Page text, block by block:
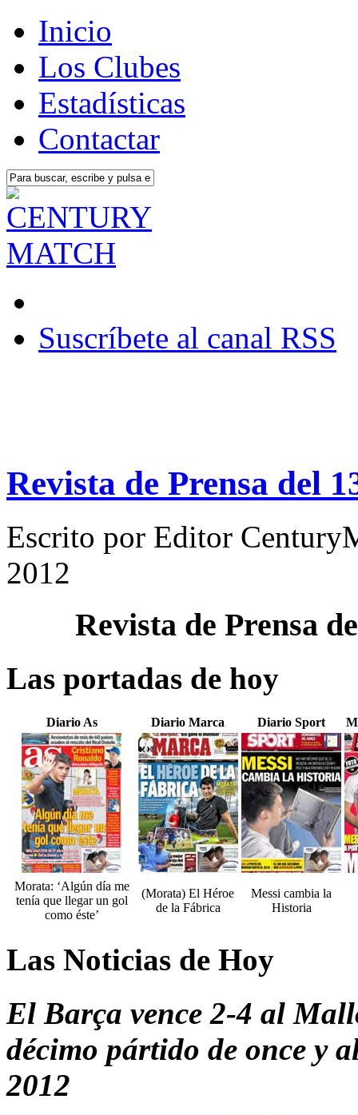
Inicio
Los Clubes
Estadísticas
Contactar
Suscríbete al canal RSS
Revista de Prensa del
Escrito por Editor
2012
Revista de Prensa
Las portadas de hoy
Diario As Diario Marca Diario Sport
Morata: ‘Algún día me
tenía que llegar un gol
como éste’
(Morata) El Héroe
de la Fábrica
Messi cambia la
Historia
Las Noticias de Hoy
El Barça vence 2-4 al
décimo pártido de once y
2012